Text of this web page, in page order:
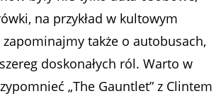
na przykład w kultowym
zapominajmy także o autobusach,
szereg doskonałych ról. Warto w
„The Gauntlet” z Clintem